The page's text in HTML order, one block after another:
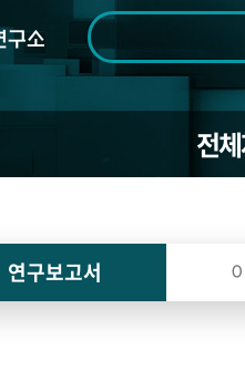
검색범위 전체
기간 전체 1일 1주
전
연구보고서